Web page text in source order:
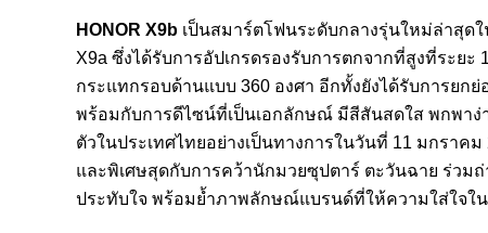
HONOR X9b เป็นสมาร์ตโฟนระดับกลางรุ่นใหม่ล่าสุด
X9a ซึ่งได้รับการอัปเกรดรองรับการตกจากที่สูงที่ระยะ
กระแทกรอบด้านแบบ 360 องศา อีกทั้งยังได้รับการยก
พร้อมกับการดีไซน์ที่เป็นเอกลักษณ์ มีสีสันสดใส พกพา
ตัวในประเทศไทยอย่างเป็นทางการในวันที่ 11 มกรา
และพิเศษสุดกับการคว้านักมวยซุปตาร์ ตะวันฉาย ร่วม
ประทับใจ พร้อมย้ำภาพลักษณ์แบรนด์ที่ให้ความใส่ใจ